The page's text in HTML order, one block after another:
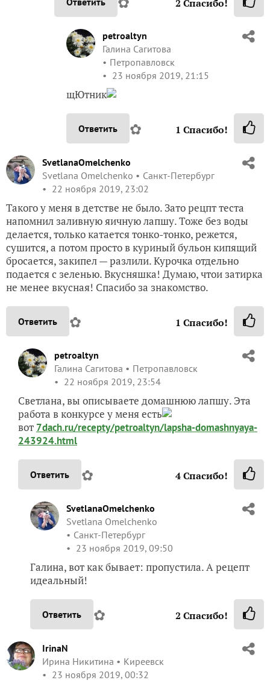
2 Спасибо!
petroaltyn
Галина Сагитова
Петропавловск
23 ноября 2019, 21:15
щЮтник
Ответить ✿ 1 Спасибо!
SvetlanaOmelchenko
Svetlana Omelchenko
Санкт-Петербург
22 ноября 2019, 23:02
Такого у меня в детстве не было. Зато рецпт теста
напомнил заливную яичную лапшу. Тоже без воды
делается, только катается тонко-тонко, режется,
сушится, а потом просто в куриный бульон кипящий
бросается, закипел — разлили. Курочка отдельно
подается с зеленью. Вкусняшка! Думаю, чтои затирка
не менее вкусная! Спасибо за знакомство.
Ответить ✿ 1 Спасибо!
petroaltyn
Галина Сагитова
Петропавловск
22 ноября 2019, 23:54
Светлана, вы описываете домашнюю лапшу. Эта
работа в конкурсе у меня есть
вот 7dach.ru/recepty/petroaltyn/lapsha-domashnyaya-
243924.html
Ответить ✿ 4Спасибо!
SvetlanaOmelchenko
Svetlana Omelchenko
Санкт-Петербург
23 ноября 2019, 09:50
Галина, вот как бывает: пропустила. А рецепт
идеальный!
Ответить ✿ 2 Спасибо!
IrinaN
Ирина Никитина
Киреевск
23 ноября 2019, 00:32